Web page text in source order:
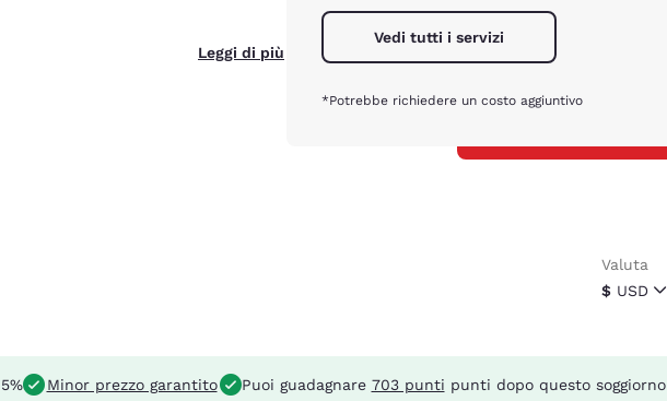
Leggi di più
Vedi tutti i servizi
*Potrebbe richiedere un costo aggiuntivo
$ USD
Valuta
Minor prezzo garantito Puoi guadagnare 703 punti punti dopo questo soggiorno